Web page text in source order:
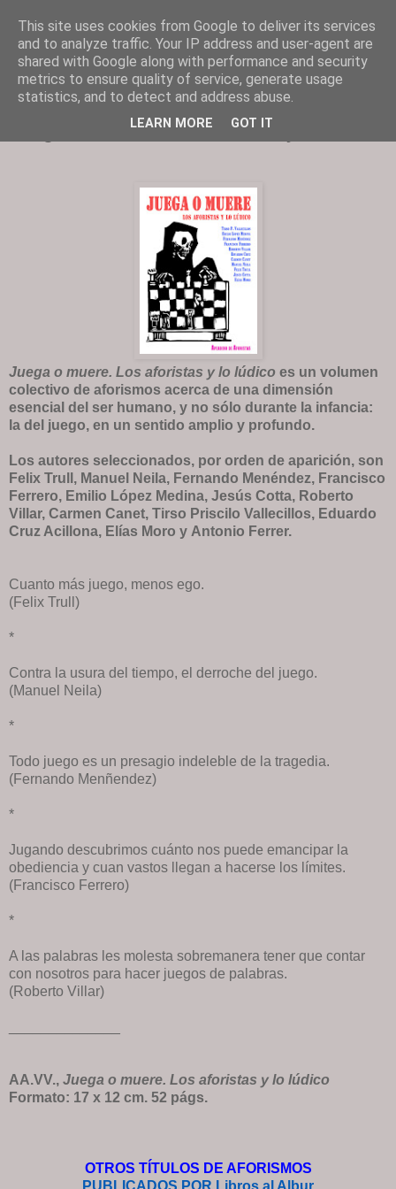
TODO AFORISMOS. NADA MENOS QUE AFORISMOS.
GESTIONA: CYPRESS CULTURA
Juega o muere. Los aforistas y lo lúdico
Juega o muere. Los aforistas y lo lúdico es un volumen
colectivo de aforismos acerca de una dimensión
esencial del ser humano, y no sólo durante la infancia:
la del juego, en un sentido amplio y profundo.
Los autores seleccionados, por orden de aparición, son
Felix Trull, Manuel Neila, Fernando Menéndez, Francisco
Ferrero, Emilio López Medina, Jesús Cotta, Roberto
Villar, Carmen Canet, Tirso Priscilo Vallecillos, Eduardo
Cruz Acillona, Elías Moro y Antonio Ferrer.
Cuanto más juego, menos ego.
(Felix Trull)
*
Contra la usura del tiempo, el derroche del juego.
(Manuel Neila)
*
Todo juego es un presagio indeleble de la tragedia.
(Fernando Menñendez)
*
Jugando descubrimos cuánto nos puede emancipar la
obediencia y cuan vastos llegan a hacerse los límites.
(Francisco Ferrero)
*
A las palabras les molesta sobremanera tener que contar
con nosotros para hacer juegos de palabras.
(Roberto Villar)
AA.VV., Juega o muere. Los aforistas y lo lúdico
Formato: 17 x 12 cm. 52 págs.
OTROS TÍTULOS DE AFORISMOS
PUBLICADOS POR Libros al Albur
This site uses cookies from Google to deliver its services
and to analyze traffic. Your IP address and user-agent are
shared with Google along with performance and security
metrics to ensure quality of service, generate usage
statistics, and to detect and address abuse.
LEARN MORE GOT IT